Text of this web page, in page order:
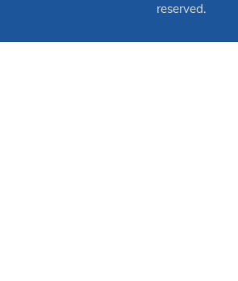
reserved.